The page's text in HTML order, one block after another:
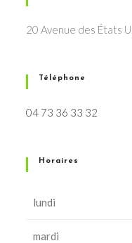
20 Avenue des États
Téléphone
04 73 36 33 32
Horaires
lundi
mardi